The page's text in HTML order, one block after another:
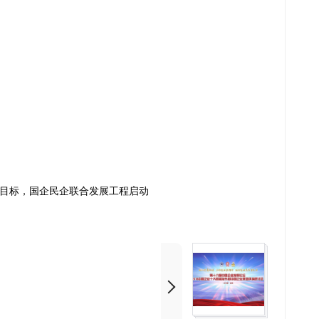
标，国企民企联合发展工程启动